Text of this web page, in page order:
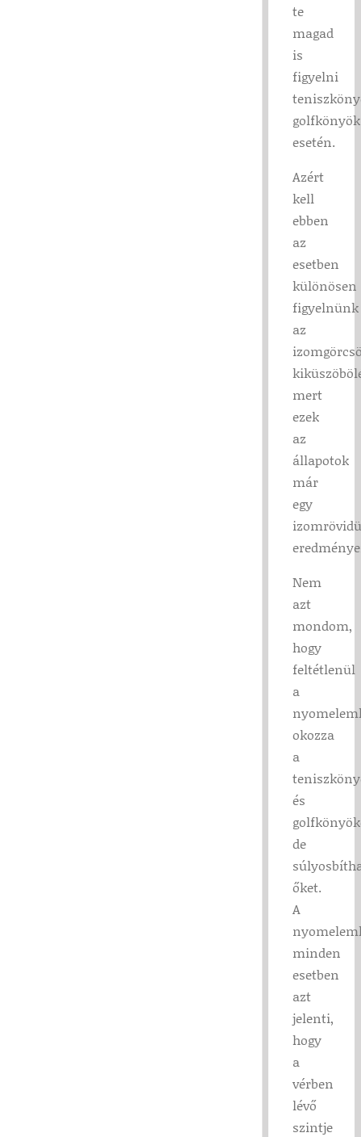
te
magad
is
figyelni
golfkönyök
esetén.
Azért
kell
ebben
az
esetben
különösen
figyelnünk
az
mert
ezek
az
állapotok
már
egy
Nem
azt
mondom,
hogy
feltétlenül
a
okozza
a
és
de
őket.
A
minden
esetben
azt
jelenti,
hogy
a
vérben
lévő
szintje